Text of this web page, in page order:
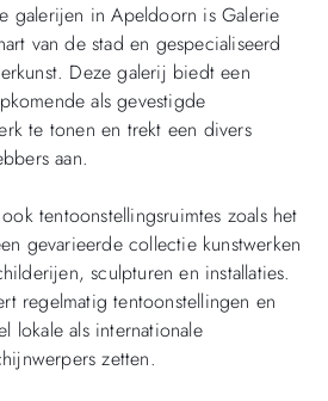
galerijen in Apeldoorn is Galerie
van de stad en gespecialiseerd
Deze galerij biedt een
als gevestigde
te tonen en trekt een divers
aan.
tentoonstellingsruimtes zoals het
gevarieerde collectie kunstwerken
sculpturen en installaties.
regelmatig tentoonstellingen en
lokale als internationale
zetten.